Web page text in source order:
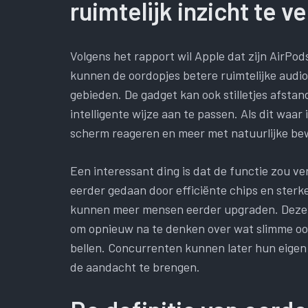
ruimtelijk inzicht te
Volgens het rapport wil Apple dat zijn
kunnen de oordopjes betere ruimtelijke
gebieden. De gadget kan ook stilletjes
intelligente wijze aan te passen. Als dit
scherm reageren en meer met natuurlijke
Een interessant ding is dat de functie zou
eerder gedaan door efficiënte chips en
kunnen meer mensen eerder upgraden.
om opnieuw na te denken over wat slimme
bellen. Concurrenten kunnen later hun
de aandacht te brengen.